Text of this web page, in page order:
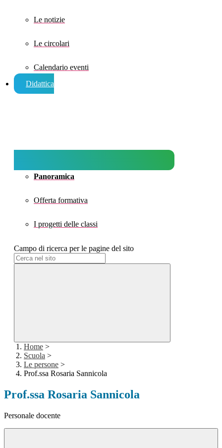
Le notizie
Le circolari
Calendario eventi
Didattica
Panoramica
Offerta formativa
I progetti delle classi
Campo di ricerca per le pagine del sito
Home >
Scuola >
Le persone >
Prof.ssa Rosaria Sannicola
Prof.ssa Rosaria Sannicola
Personale docente